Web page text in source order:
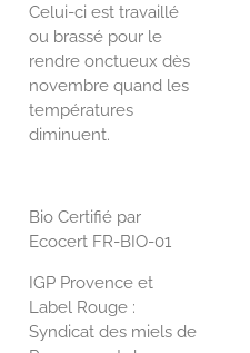
Celui-ci est travaillé
ou brassé pour le
rendre onctueux dès
novembre quand les
températures
diminuent.
Bio Certifié par
Ecocert FR-BIO-01
IGP Provence et
Label Rouge :
Syndicat des miels de